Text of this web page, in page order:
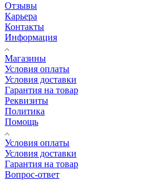
Отзывы
Карьера
Контакты
Информация
Магазины
Условия оплаты
Условия доставки
Гарантия на товар
Реквизиты
Политика
Помощь
Условия оплаты
Условия доставки
Гарантия на товар
Вопрос-ответ